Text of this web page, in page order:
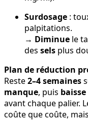
Surdosage :
palpitations.
→ Diminue le
des sels plus
Plan de réduction
Reste2–4 semaines
manque, puis
avant chaque palier.
coûte que coûte,